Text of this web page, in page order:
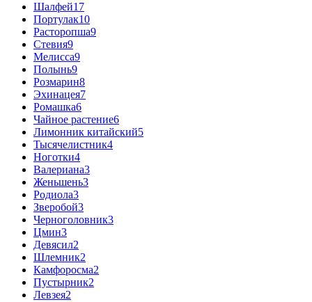
Шалфей17
Портулак10
Расторопша9
Стевия9
Мелисса9
Полынь9
Розмарин8
Эхинацея7
Ромашка6
Чайное растение6
Лимонник китайский5
Тысячелистник4
Ноготки4
Валериана3
Женьшень3
Родиола3
Зверобой3
Черноголовник3
Цмин3
Девясил2
Шлемник2
Камфоросма2
Пустырник2
Левзея2